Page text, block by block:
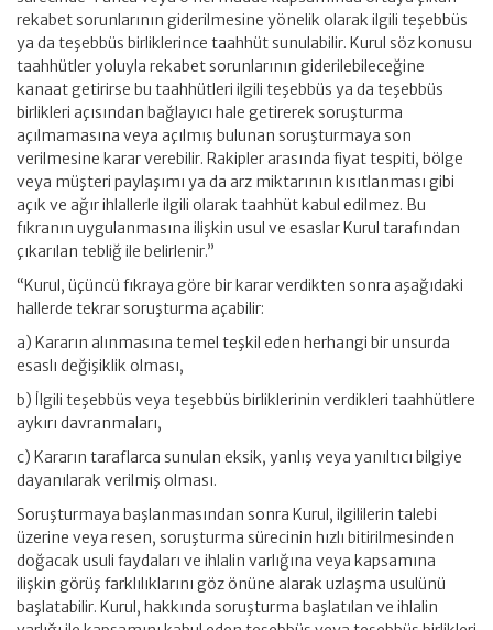
rekabet sorunlarının giderilmesine yönelik olarak ilgili teşebbüs
ya da teşebbüs birliklerince taahhüt sunulabilir. Kurul söz konusu
taahhütler yoluyla rekabet sorunlarının giderilebileceğine
kanaat getirirse bu taahhütleri ilgili teşebbüs ya da teşebbüs
birlikleri açısından bağlayıcı hale getirerek soruşturma
açılmamasına veya açılmış bulunan soruşturmaya son
verilmesine karar verebilir. Rakipler arasında fiyat tespiti, bölge
veya müşteri paylaşımı ya da arz miktarının kısıtlanması gibi
açık ve ağır ihlallerle ilgili olarak taahhüt kabul edilmez. Bu
fıkranın uygulanmasına ilişkin usul ve esaslar Kurul tarafından
çıkarılan tebliğ ile belirlenir.”
“Kurul, üçüncü fıkraya göre bir karar verdikten sonra aşağıdaki
hallerde tekrar soruşturma açabilir:
a) Kararın alınmasına temel teşkil eden herhangi bir unsurda
esaslı değişiklik olması,
b) İlgili teşebbüs veya teşebbüs birliklerinin verdikleri taahhütlere
aykırı davranmaları,
c) Kararın taraflarca sunulan eksik, yanlış veya yanıltıcı bilgiye
dayanılarak verilmiş olması.
Soruşturmaya başlanmasından sonra Kurul, ilgililerin talebi
üzerine veya resen, soruşturma sürecinin hızlı bitirilmesinden
doğacak usuli faydaları ve ihlalin varlığına veya kapsamına
ilişkin görüş farklılıklarını göz önüne alarak uzlaşma usulünü
başlatabilir. Kurul, hakkında soruşturma başlatılan ve ihlalin